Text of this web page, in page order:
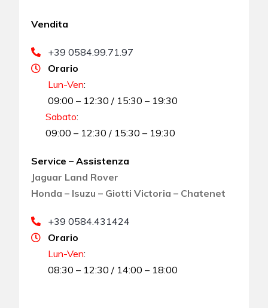
Vendita
+39 0584.99.71.97
Orario
Lun-Ven:
09:00 – 12:30 / 15:30 – 19:30
Sabato:
09:00 – 12:30 / 15:30 – 19:30
Service – Assistenza
Jaguar Land Rover
Honda – Isuzu – Giotti Victoria – Chatenet
+39 0584.431424
Orario
Lun-Ven:
08:30 – 12:30 / 14:00 – 18:00